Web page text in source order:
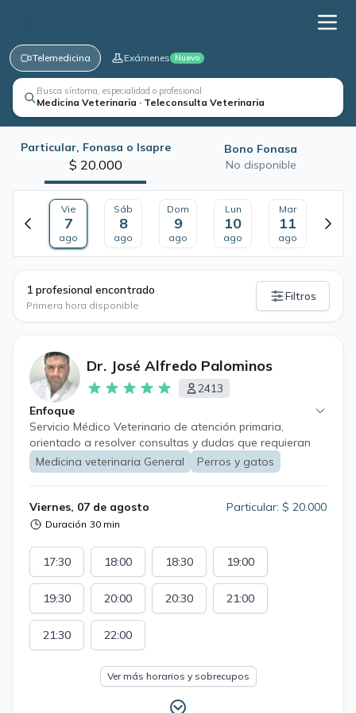
Telemedicina Exámenes Nuevo
Busca síntoma, especialidad o profesional
Medicina Veterinaria · Teleconsulta Veterinaria
Particular, Fonasa o Isapre
$ 20.000
Bono Fonasa
No disponible
Vie
7
ago
Sáb
8
ago
Dom
9
ago
Lun
10
ago
Mar
11
ago
1 profesional encontrado
Primera hora disponible
Filtros
Dr. José Alfredo Palominos
2413
Enfoque
Servicio Médico Veterinario de atención primaria,
orientado a resolver consultas y dudas que requieran
de apoyo terapéutico y orientación médico veterinaria,
como también asesorías, medicina preventiva, educación
y toma de decisiones en aquellos casos que revistan de
una asistencia integral.
Medicina veterinaria General Perros y gatos
Viernes, 07 de agosto
Duración 30 min
Particular: $ 20.000
17:30 18:00 18:30 19:00
19:30 20:00 20:30 21:00
21:30 22:00
Ver más horarios y sobrecupos